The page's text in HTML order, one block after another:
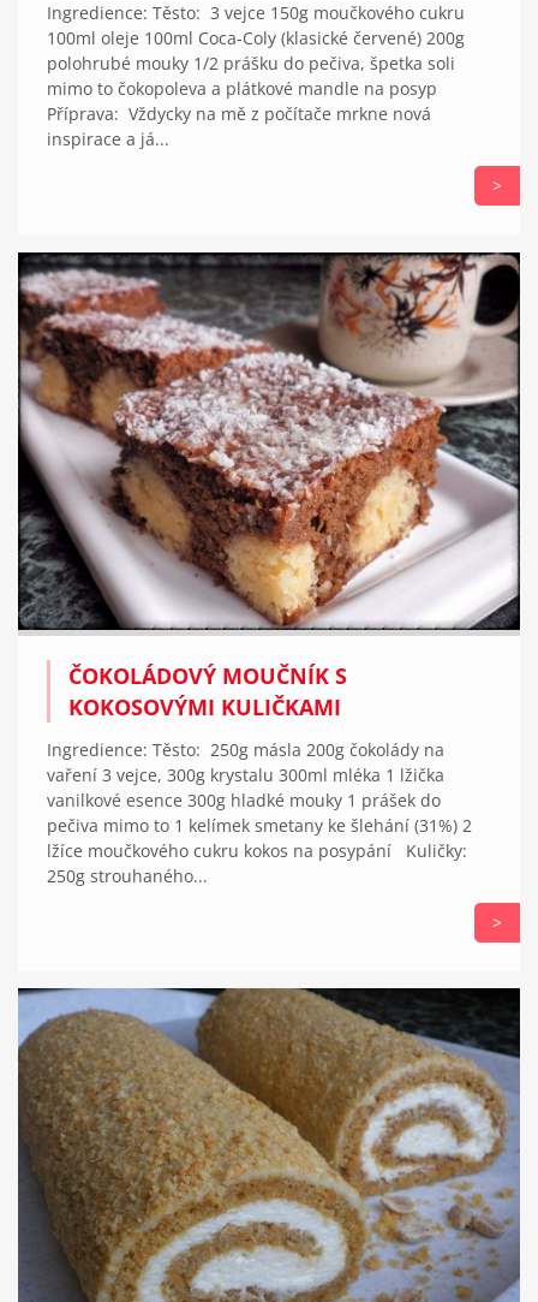
Ingredience: Těsto: 3 vejce 150g moučkového cukru
100ml oleje 100ml Coca-Coly (klasické červené) 200g
polohrubé mouky 1/2 prášku do pečiva, špetka soli
mimo to čokopoleva a plátkové mandle na posyp
Příprava: Vždycky na mě z počítače mrkne nová
inspirace a já...
>
ČOKOLÁDOVÝ MOUČNÍK S
KOKOSOVÝMI KULIČKAMI
Ingredience: Těsto: 250g másla 200g čokolády na
vaření 3 vejce, 300g krystalu 300ml mléka 1 lžička
vanilkové esence 300g hladké mouky 1 prášek do
pečiva mimo to 1 kelímek smetany ke šlehání (31%) 2
lžíce moučkového cukru kokos na posypání Kuličky:
250g strouhaného...
>